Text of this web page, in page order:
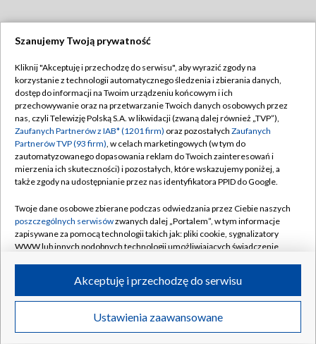
TVP
Abonament TVP
Emisja w TVP
Centrum informacji TVP
Naziemna Telewizja Cyfrowa
Rada Programowa
System NOS
Informacje o nadawcy
Program dla prasy
Ogłoszenie przetargowe
Regulamin TVP
Polityka prywatności
Moje zgody
Pomoc
Kontakt
Kanały
©2026 Telewizja Polska S.A. w likwidacji
Szanujemy Twoją prywatność
Kliknij "Akceptuję i przechodzę do serwisu", aby wyrazić zgody na
korzystanie z technologii automatycznego śledzenia i zbierania danych,
dostęp do informacji na Twoim urządzeniu końcowym i ich
przechowywanie oraz na przetwarzanie Twoich danych osobowych przez
nas, czyli Telewizję Polską S.A. w likwidacji (zwaną dalej również „TVP”),
Zaufanych Partnerów z IAB* (1201 firm) oraz pozostałych Zaufanych
Partnerów TVP (93 firm), w celach marketingowych (w tym do
zautomatyzowanego dopasowania reklam do Twoich zainteresowań i
mierzenia ich skuteczności) i pozostałych, które wskazujemy poniżej, a
także zgody na udostępnianie przez nas identyfikatora PPID do Google.
Twoje dane osobowe zbierane podczas odwiedzania przez Ciebie naszych
poszczególnych serwisówzwanych dalej „Portalem”, w tym informacje
zapisywane za pomocą technologii takich jak: pliki cookie, sygnalizatory
WWW lub innych podobnych technologii umożliwiających świadczenie
ruchu w Internecie.
Twoje dane osobowe zbierane podczas odwiedzania przez Ciebie
poszczególnych serwisówna Portalu, takie jak adresy IP, identyfikatory
Ustawienia zaawansowane
Akceptuję i przechodzę do serwisu